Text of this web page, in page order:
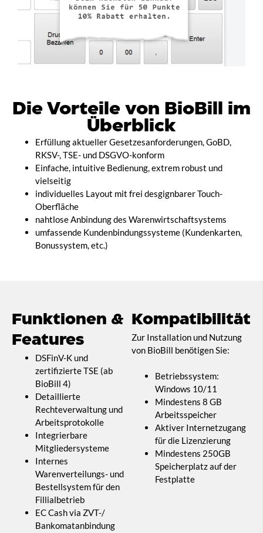
Die Vorteile von BioBill im
Überblick
Erfüllung aktueller Gesetzesanforderungen, GoBD,
RKSV-, TSE- und DSGVO-konform
Einfache, intuitive Bedienung, extrem robust und
vielseitig
individuelles Layout mit frei desgignbarer Touch-
Oberfläche
nahtlose Anbindung des Warenwirtschaftsystems
umfassende Kundenbindungssysteme (Kundenkarten,
Bonussystem, etc.)
Funktionen &
Features
DSFinV-K und
zertifizierte TSE (ab
BioBill 4)
Detaillierte
Rechteverwaltung und
Arbeitsprotokolle
Integrierbare
Mitgliedersysteme
Internes
Warenverteilungs- und
Bestellsystem für den
Fillialbetrieb
EC Cash via ZVT-/
Bankomatanbindung
Kompatibilität
Zur Installation und Nutzung
von BioBill benötigen Sie:
Betriebssystem:
Windows 10/11
Mindestens 8 GB
Arbeitsspeicher
Aktiver Internetzugang
für die Lizenzierung
Mindestens 250GB
Speicherplatz auf der
Festplatte